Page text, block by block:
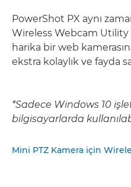
PowerShot PX aynı
Wireless Webcam Utility
harika bir web
ekstra kolaylık ve fayda
*Sadece Windows 10
bilgisayarlarda
Mini PTZ Kamera için